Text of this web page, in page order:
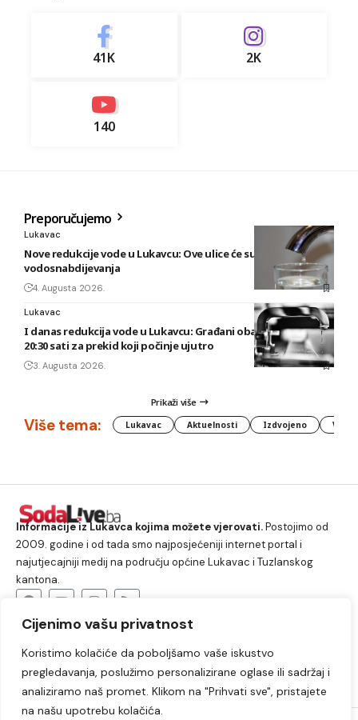
Cijenimo vašu privatnost
Koristimo kolačiće da poboljšamo vaše iskustvo
pregledavanja, poslužimo personalizirane oglase ili sadržaj i
analiziramo naš promet. Klikom na "Prihvati sve", pristajete
na našu upotrebu kolačića.
41K 2K
140
Preporučujemo
Lukavac
Nove redukcije vode u Lukavcu: Ove ulice će sutra biti bez
vodosnabdijevanja
4. Augusta 2026.
Lukavac
I danas redukcija vode u Lukavcu: Građani obaviješteni tek u
20:30 sati za prekid koji počinje ujutro
3. Augusta 2026.
Prikaži više
Više tema: Lukavac Aktuelnosti Izdvojeno
Informacije iz Lukavca kojima možete vjerovati.Postojimo od
2009. godine i od tada smo najposjećeniji internet portal i
najutjecajniji medij na području općine Lukavac i Tuzlanskog
kantona.
Lukavac Društvo Crna hronika
Sport
Kultura
Kolumne Slobodno vrijeme